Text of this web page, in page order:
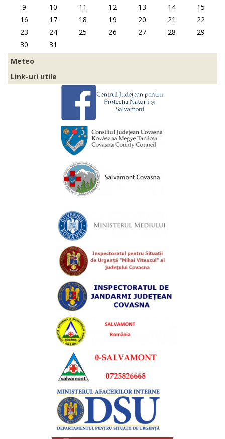
9
10 11 12 13 14
15
16
17 18 19 20 21
22
23
24 25 26 27 28
29
30
31
Meteo
Link-uri utile